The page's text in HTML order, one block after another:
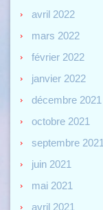
avril 2022
mars 2022
février 2022
janvier 2022
décembre 2021
octobre 2021
septembre 2021
juin 2021
mai 2021
avril 2021